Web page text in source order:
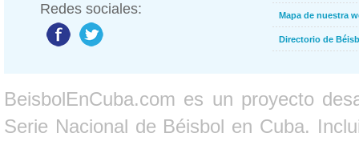
Redes sociales: Mapa de nuestra
Directorio de
BeisbolEnCuba.com es un proyecto
Serie Nacional de Béisbol en Cuba.